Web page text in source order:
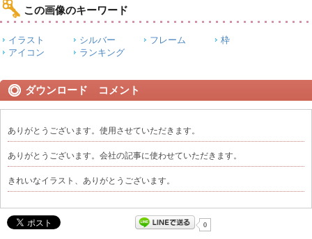
この画像のキーワード
イラスト シルバー フレーム
枠
アイコン
ランキング
ダウンロード コメント
ありがとうございます。使用させていただきます。
ありがとうございます。会社の記事に使わせていただきます。
きれいなイラスト、ありがとうございます。
0